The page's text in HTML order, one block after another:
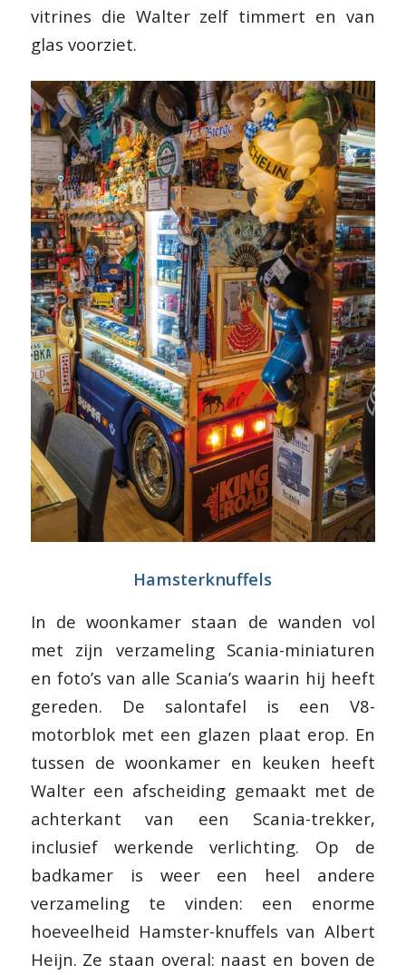
vitrines die Walter zelf timmert en van
glas voorziet.
Hamsterknuffels
In de woonkamer staan de wanden vol
met zijn verzameling Scania-miniaturen
en foto’s van alle Scania’s waarin hij heeft
gereden. De salontafel is een V8-
motorblok met een glazen plaat erop. En
tussen de woonkamer en keuken heeft
Walter een afscheiding gemaakt met de
achterkant van een Scania-trekker,
inclusief werkende verlichting. Op de
badkamer is weer een heel andere
verzameling te vinden: een enorme
hoeveelheid Hamster-knuffels van Albert
Heijn. Ze staan overal: naast en boven de